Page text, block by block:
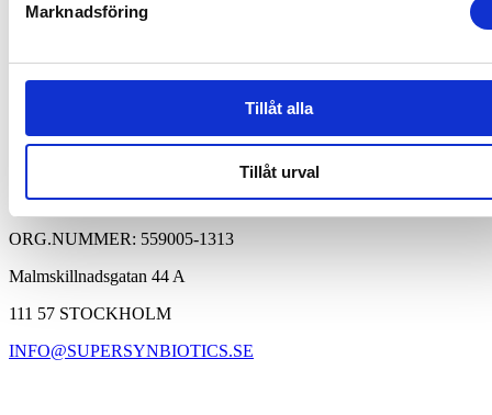
Marknadsföring
Tillåt alla
Tillåt urval
Synbiotic15 Daily
Synbiotic15 Daily - För en balanserad tarmflora
Mjölksyrabakterier & Fibrer för en balanserad tarmflora
Välbeprövat kosttillskott med över 30 000 kunder
SUPER SYNBIOTICS AB
ORG.NUMMER: 559005-1313
Malmskillnadsgatan 44 A
111 57 STOCKHOLM
INFO@SUPERSYNBIOTICS.SE